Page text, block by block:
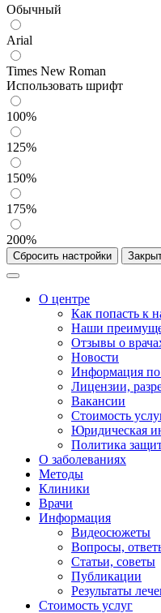
Обычный
Arial
Times New Roman
Использовать шрифт
100%
125%
150%
175%
200%
Сбросить настройки
О центре
Как попасть к
Наши
Отзывы о
Новости
Информация
Лицензии,
Вакансии
Стоимость
Юридическая
Политика
О заболеваниях
Методы
Клиники
Врачи
Информация
Видеосюжеты
Вопросы,
Статьи, советы
Публикации
Результаты
Стоимость услуг